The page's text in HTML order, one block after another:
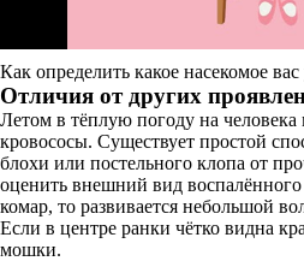
Как определить какое насекомое
Отличия от других
Летом в тёплую погоду на человека
кровососы. Существует простой
блохи или постельного клопа от
оценить внешний вид
комар, то развивается небольшой
Если в центре ранки чётко видна
мошки.